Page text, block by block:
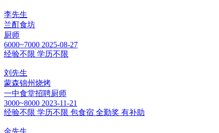
李先生
兰酊食坊
厨师
6000~7000 2025-08-27
经验不限 学历不限
刘先生
蒙森锦州烧烤
一中食堂招聘厨师
3000~8000 2023-11-21
经验不限 学历不限 包食宿 全勤奖 有补助
金先生